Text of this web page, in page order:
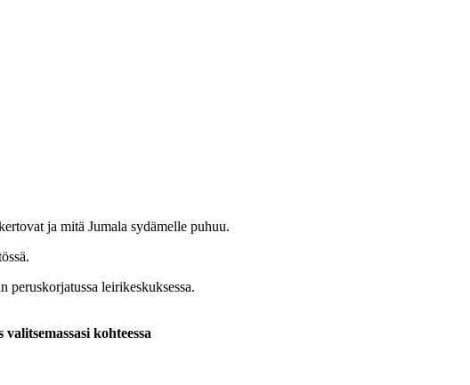
ja mitä Jumala sydämelle puhuu.
peruskorjatussa leirikeskuksessa.
valitsemassasi kohteessa